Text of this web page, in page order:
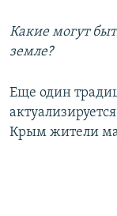
Какие могут
земле?
Еще один
Крым жители